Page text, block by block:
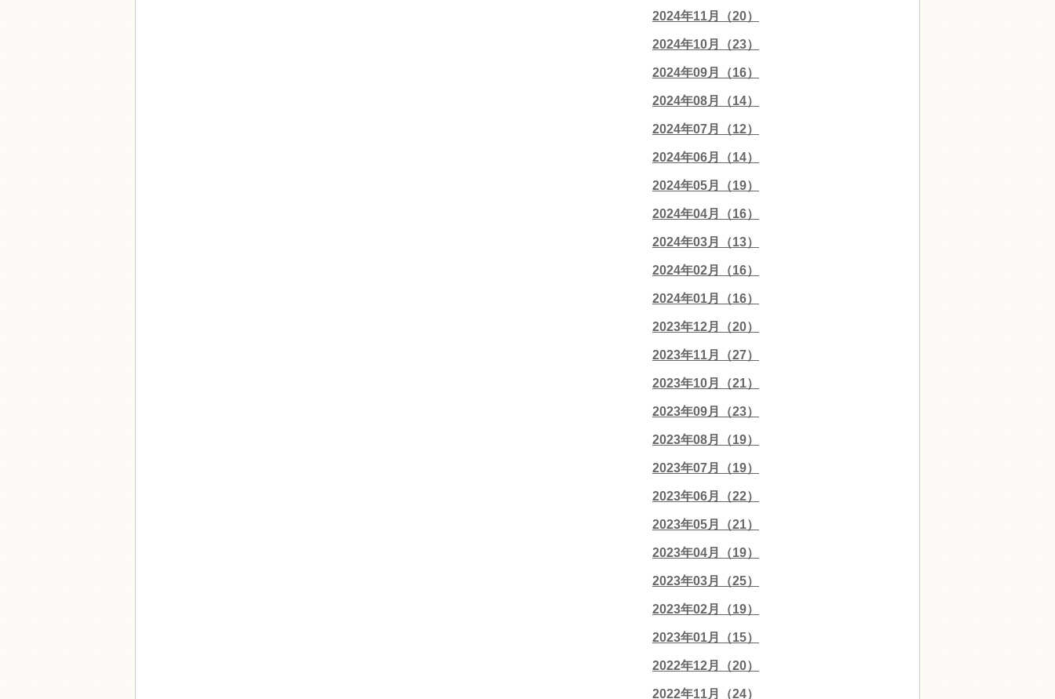
2024年11月（20）
2024年10月（23）
2024年09月（16）
2024年08月（14）
2024年07月（12）
2024年06月（14）
2024年05月（19）
2024年04月（16）
2024年03月（13）
2024年02月（16）
2024年01月（16）
2023年12月（20）
2023年11月（27）
2023年10月（21）
2023年09月（23）
2023年08月（19）
2023年07月（19）
2023年06月（22）
2023年05月（21）
2023年04月（19）
2023年03月（25）
2023年02月（19）
2023年01月（15）
2022年12月（20）
2022年11月（24）